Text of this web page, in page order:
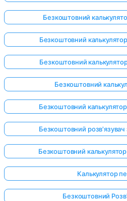
Безкоштовний
Безкоштовний
Безкоштовний
Безкоштовний
Безкоштовний
Безкоштовний розв'язувач
Безкоштовний калькулятор
Калькулятор
Безкоштовний